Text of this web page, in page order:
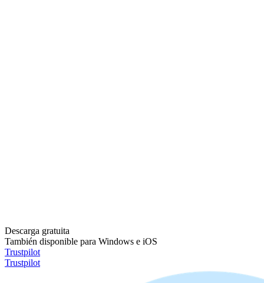
Descarga gratuita
También disponible para Windows e iOS
Trustpilot
Trustpilot